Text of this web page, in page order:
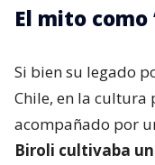
El mito como
Si bien su legado
Chile, en la cultura
acompañado por
Biroli cultivaba